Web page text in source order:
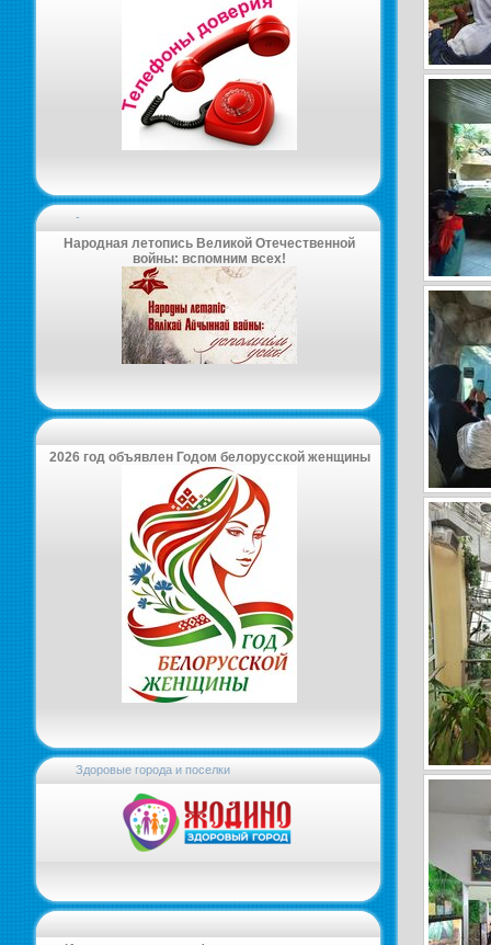
-
Народная летопись Великой Отечественной
войны: вспомним всех!
2026 год объявлен Годом белорусской женщины
Здоровые города и поселки